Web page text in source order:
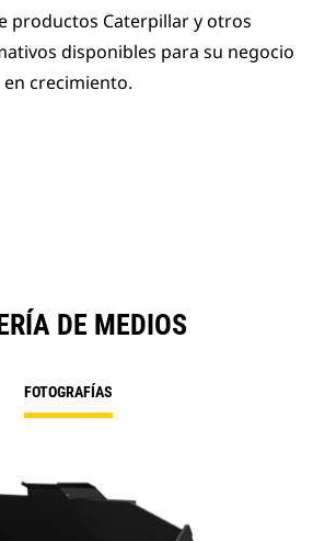
productos Caterpillar y otros
disponibles para su negocio
en crecimiento.
DE MEDIOS
FOTOGRAFÍAS